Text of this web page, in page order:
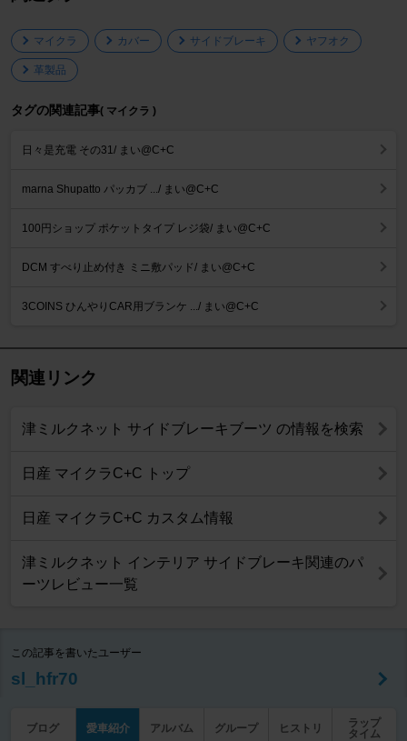
マイクラ カバー サイドブレーキ ヤフオク
革製品
タグの関連記事( マイクラ )
日々是充電 その31/ まい@C+C
marna Shupatto パッカブ .../ まい@C+C
100円ショップ ポケットタイプ レジ袋/ まい@C+C
DCM すべり止め付き ミニ敷パッド/ まい@C+C
3COINS ひんやりCAR用ブランケ .../ まい@C+C
関連リンク
津ミルクネット サイドブレーキブーツ の情報を検索
日産 マイクラC+C トップ
日産 マイクラC+C カスタム情報
津ミルクネット インテリア サイドブレーキ関連のパ
ーツレビュー一覧
この記事を書いたユーザー
sl_hfr70
ブログ 愛車紹介 アルバム グループ ヒストリ
ラップ
タイム